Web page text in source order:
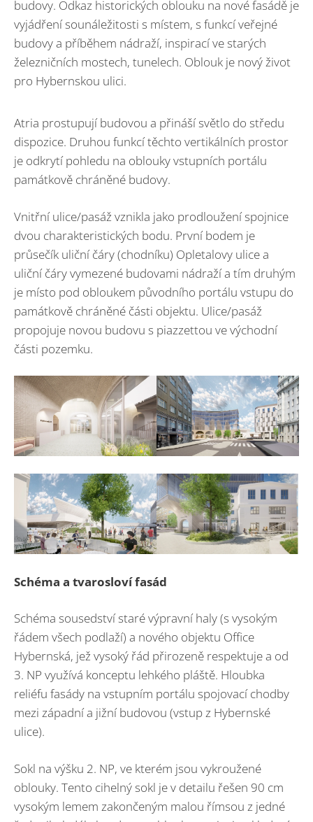
budovy. Odkaz historických oblouku na nové fasádě je
vyjádření sounáležitosti s místem, s funkcí veřejné
budovy a příběhem nádraží, inspirací ve starých
železničních mostech, tunelech. Oblouk je nový život
pro Hybernskou ulici.
Atria prostupují budovou a přináší světlo do středu
dispozice. Druhou funkcí těchto vertikálních prostor
je odkrytí pohledu na oblouky vstupních portálu
památkově chráněné budovy.
Vnitřní ulice/pasáž vznikla jako prodloužení spojnice
dvou charakteristických bodu. První bodem je
průsečík uliční čáry (chodníku) Opletalovy ulice a
uliční čáry vymezené budovami nádraží a tím druhým
je místo pod obloukem původního portálu vstupu do
památkově chráněné části objektu. Ulice/pasáž
propojuje novou budovu s piazzettou ve východní
části pozemku.
Schéma a tvarosloví fasád
Schéma sousedství staré výpravní haly (s vysokým
řádem všech podlaží) a nového objektu Office
Hybernská, jež vysoký řád přirozeně respektuje a od
3. NP využívá konceptu lehkého pláště. Hloubka
reliéfu fasády na vstupním portálu spojovací chodby
mezi západní a jižní budovou (vstup z Hybernské
ulice).
Sokl na výšku 2. NP, ve kterém jsou vykroužené
oblouky. Tento cihelný sokl je v detailu řešen 90 cm
vysokým lemem zakončeným malou římsou z jedné